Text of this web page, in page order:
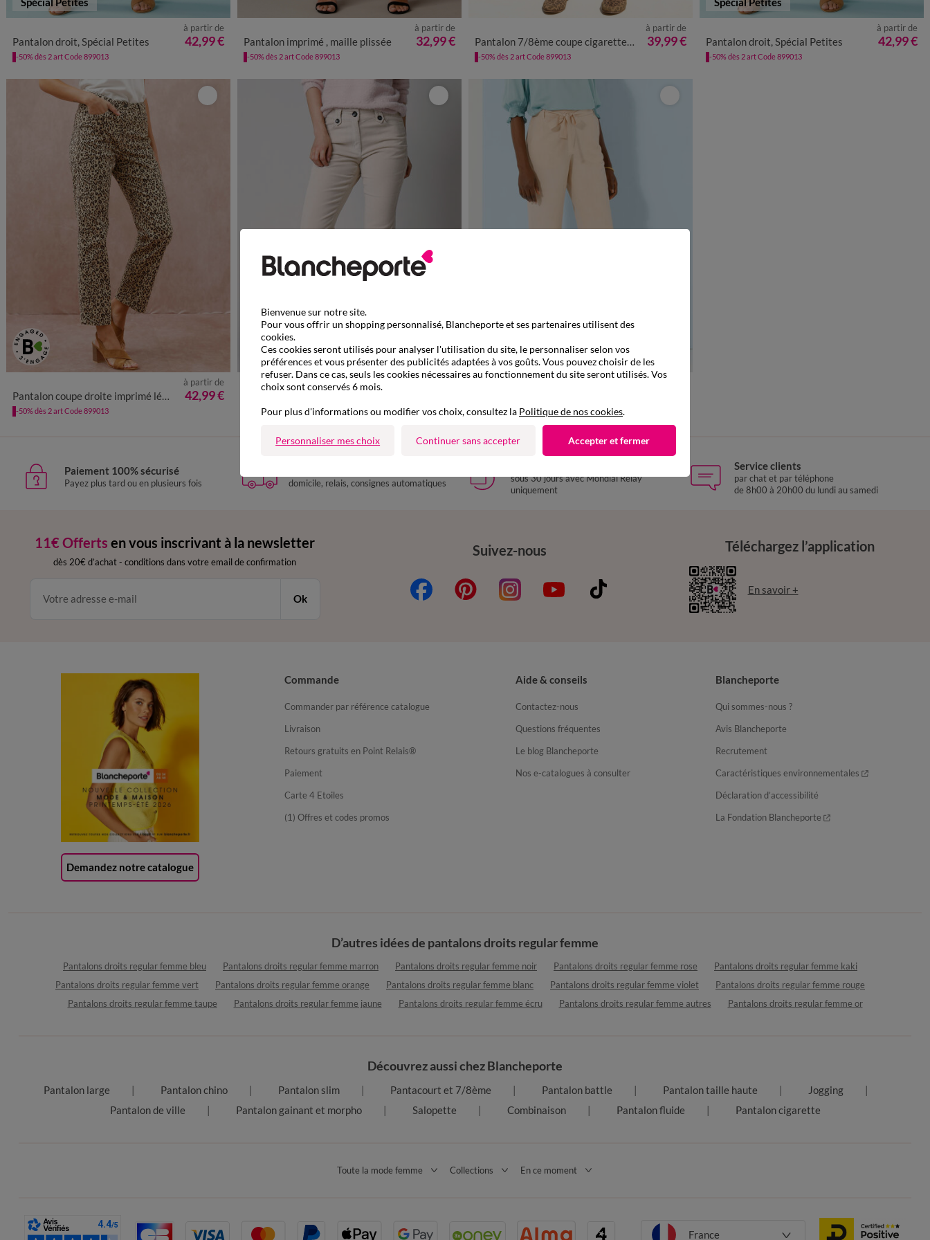
50
Pantalon droit, Spécial Petites
à partir de
42,99 €
-50% dès 2 art Code 899013
52 54
Pantalon imprimé , maille plissée
à partir de
32,99 €
-50% dès 2 art Code 899013
52 54
Pantalon 7/8ème coupe cigarette, uni
à partir de
39,99 €
-50% dès 2 art Code 899013
50
Pantalon droit, Spécial Petites
à partir de
42,99 €
-50% dès 2 art Code 899013
52 54
Pantalon coupe droite imprimé léopard
à partir de
42,99 €
-50% dès 2 art Code 899013
36 38 40 42 44 46 48
-50% dès 2 art Code 899013 -50% dès 2 art Code 899013
Paiement 100% sécurisé
Payez plus tard ou en plusieurs fois domicile, relais, consignes automatiques
sous 30 jours avec Mondial Relay
uniquement
Service clients
par chat et par téléphone
de 8h00 à 20h00 du lundi au samedi
11€ Offerts en vous inscrivant à la newsletter
dès 20€ d’achat - conditions dans votre email de confirmation
Ok
Suivez-nous Téléchargez l’application
En savoir +
Demandez notre catalogue
Commande
Commander par référence catalogue
Livraison
Retours gratuits en Point Relais®
Paiement
Carte 4 Etoiles
(1) Offres et codes promos
Aide & conseils
Contactez-nous
Questions fréquentes
Le blog Blancheporte
Nos e-catalogues à consulter
Blancheporte
Qui sommes-nous ?
Avis Blancheporte
Recrutement
Caractéristiques environnementales
Déclaration d’accessibilité
La Fondation Blancheporte
D’autres idées de pantalons droits regular femme
Pantalons droits regular femme bleu Pantalons droits regular femme marron Pantalons droits regular femme noir Pantalons droits regular femme rose
Pantalons droits regular femme kaki
Pantalons droits regular femme vert
Pantalons droits regular femme orange Pantalons droits regular femme blanc Pantalons droits regular femme violet
Pantalons droits regular femme rouge
Pantalons droits regular femme taupe
Pantalons droits regular femme jaune Pantalons droits regular femme écru Pantalons droits regular femme autres Pantalons droits regular femme or
Découvrez aussi chez Blancheporte
Pantalon large Pantalon chino Pantalon slim Pantacourt et 7/8ème Pantalon battle Pantalon taille haute
Jogging
Pantalon de ville
Pantalon gainant et morpho Salopette Combinaison Pantalon fluide Pantalon cigarette
Toute la mode femme Collections En ce moment
France
Bienvenue sur notre site.
Pour vous offrir un shopping personnalisé, Blancheporte et ses partenaires utilisent des
cookies.
Ces cookies seront utilisés pour analyser l'utilisation du site, le personnaliser selon vos
préférences et vous présenter des publicités adaptées à vos goûts. Vous pouvez choisir de les
refuser. Dans ce cas, seuls les cookies nécessaires au fonctionnement du site seront utilisés. Vos
choix sont conservés 6 mois.
Pour plus d'informations ou modifier vos choix, consultez la Politique de nos cookies.
Personnaliser mes choix Continuer sans accepter Accepter et fermer